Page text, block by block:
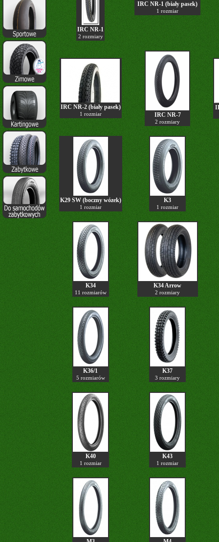
IRC NR-1
2 rozmiary
IRC NR-1 (biały pasek)
1 rozmiar
IRC NR-2 (biały pasek)
1 rozmiar IRC NR-7
2 rozmiary
K29 SW (boczny wózek)
1 rozmiar
K3
1 rozmiar
K34
11 rozmiarów
K34 Arrow
2 rozmiary
K36/1
5 rozmiarów
K37
3 rozmiary
K40
1 rozmiar
K43
1 rozmiar